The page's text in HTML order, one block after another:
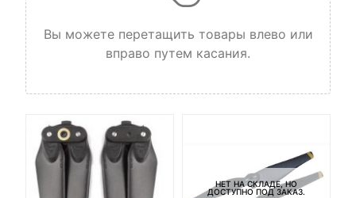
Вы можете перетащить товары влево или
вправо путем касания.
НЕТ НА СКЛАДЕ, НО
ДОСТУПНО ПОД ЗАКАЗ.